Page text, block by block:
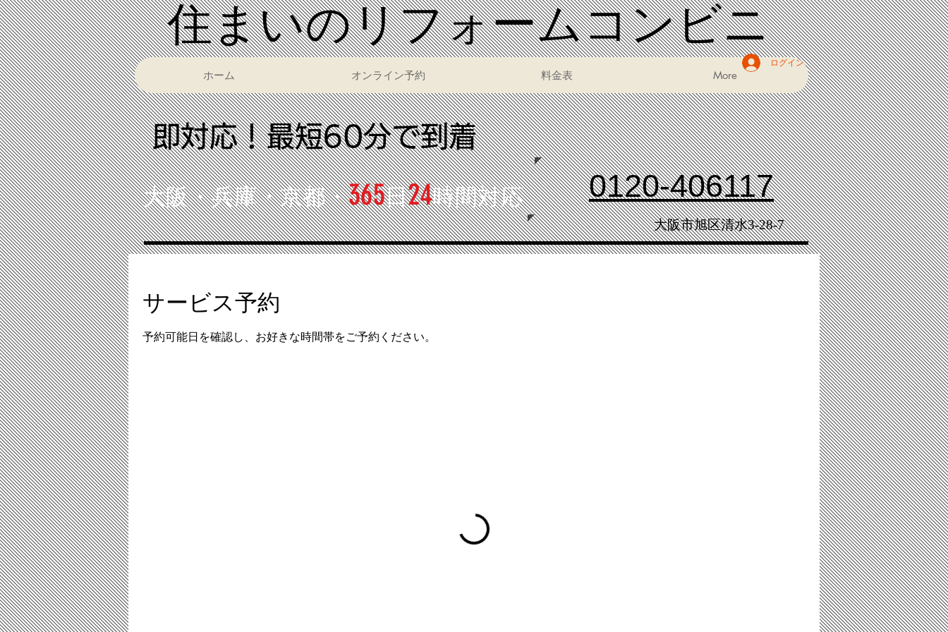
​住まいのリフォームコンビニ
ホーム オンライン予約 料金表 More
​即対応！最短60分で到着
大阪・兵庫・京都・365日24時間対応 0120-406117
ログイン
大阪市旭区清水3-28-7
サービス予約
予約可能日を確認し、お好きな時間帯をご予約ください。